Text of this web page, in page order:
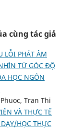
cùng tác giả
LỖI PHÁT ÂM
TỪ GÓC ĐỘ
HỌC NGÔN
Tran Thi
VÀ THỰC TẾ
HỌC THỰC